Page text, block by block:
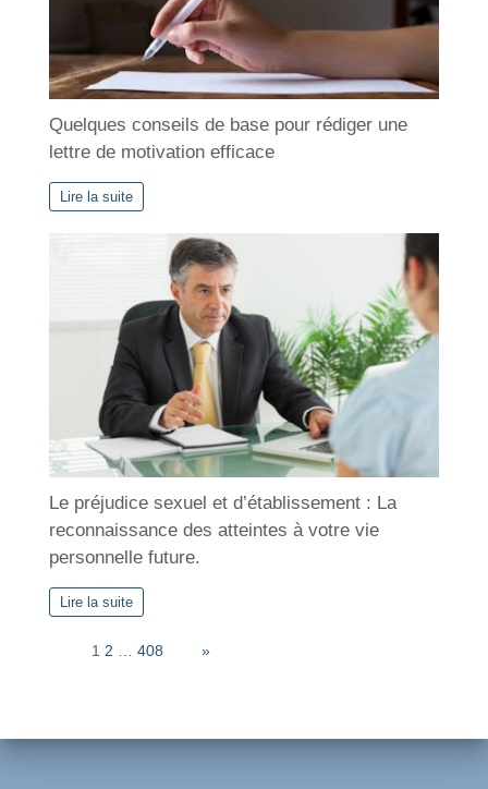
Quelques conseils de base pour rédiger une
lettre de motivation efficace
Lire la suite
Le préjudice sexuel et d’établissement : La
reconnaissance des atteintes à votre vie
personnelle future.
Lire la suite
1 2 408 »